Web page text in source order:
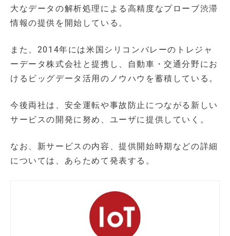
大なデータの解析処理による高精度なプローブ渋滞
情報の提供を開始している。
また、2014年には米国シリコンバレーのトレジャ
ーデータ株式会社と提携し、自動車・交通分野にお
けるビッグデータ活用のノウハウを蓄積している。
今後両社は、安全運転や事故防止につながる新しい
サービスの開発に努め、ユーザに提供していく。
なお、新サービスの内容、提供開始時期などの詳細
については、あらためて発表する。